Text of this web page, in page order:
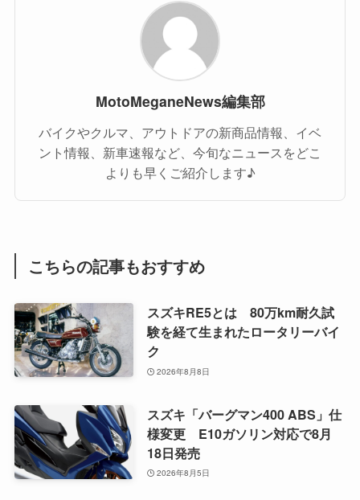
MotoMeganeNews編集部
バイクやクルマ、アウトドアの新商品情報、イベ
ント情報、新車速報など、今旬なニュースをどこ
よりも早くご紹介します♪
こちらの記事もおすすめ
スズキRE5とは 80万km耐久試
験を経て生まれたロータリーバイ
ク
2026年8月8日
スズキ「バーグマン400 ABS」仕
様変更 E10ガソリン対応で8月
18日発売
2026年8月5日